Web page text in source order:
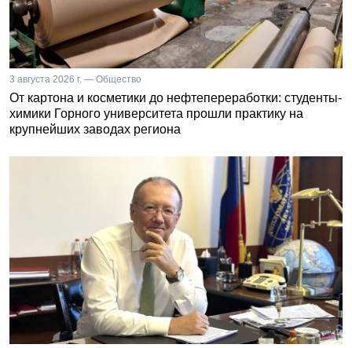
3 августа 2026 г. — Общество
От картона и косметики до нефтепереработки: студенты-
химики Горного университета прошли практику на
крупнейших заводах региона